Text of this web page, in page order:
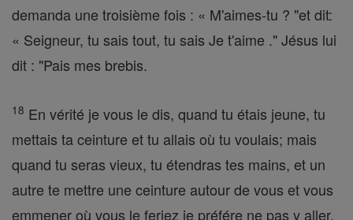
demanda une troisième fois : « M'aimes-tu ? "et dit:
« Seigneur, tu sais tout, tu sais Je t'aime ." Jésus lui
dit : "Pais mes brebis.
18 En vérité je vous le dis, quand tu étais jeune, tu
mettais ta ceinture et tu allais où tu voulais; mais
quand tu seras vieux, tu étendras tes mains, et un
autre te mettre une ceinture autour de vous et vous
emmener où vous le feriez je préfére ne pas y aller.